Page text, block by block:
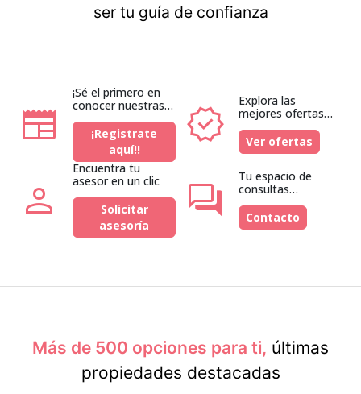
ser tu guía de confianza
newspaper
¡Sé el primero en
conocer nuestras
¡Registrate
aquí!!
verified
Explora las
mejores ofertas
Ver ofertas
person
Encuentra tu
asesor en un clic
Solicitar
asesoría
forum
Tu espacio de
consultas
gratuito
Contacto
Más de 500 opciones para ti, últimas
propiedades destacadas